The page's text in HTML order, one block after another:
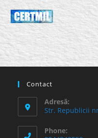
Contact
Adresă:
Str. Republicii
Phone: